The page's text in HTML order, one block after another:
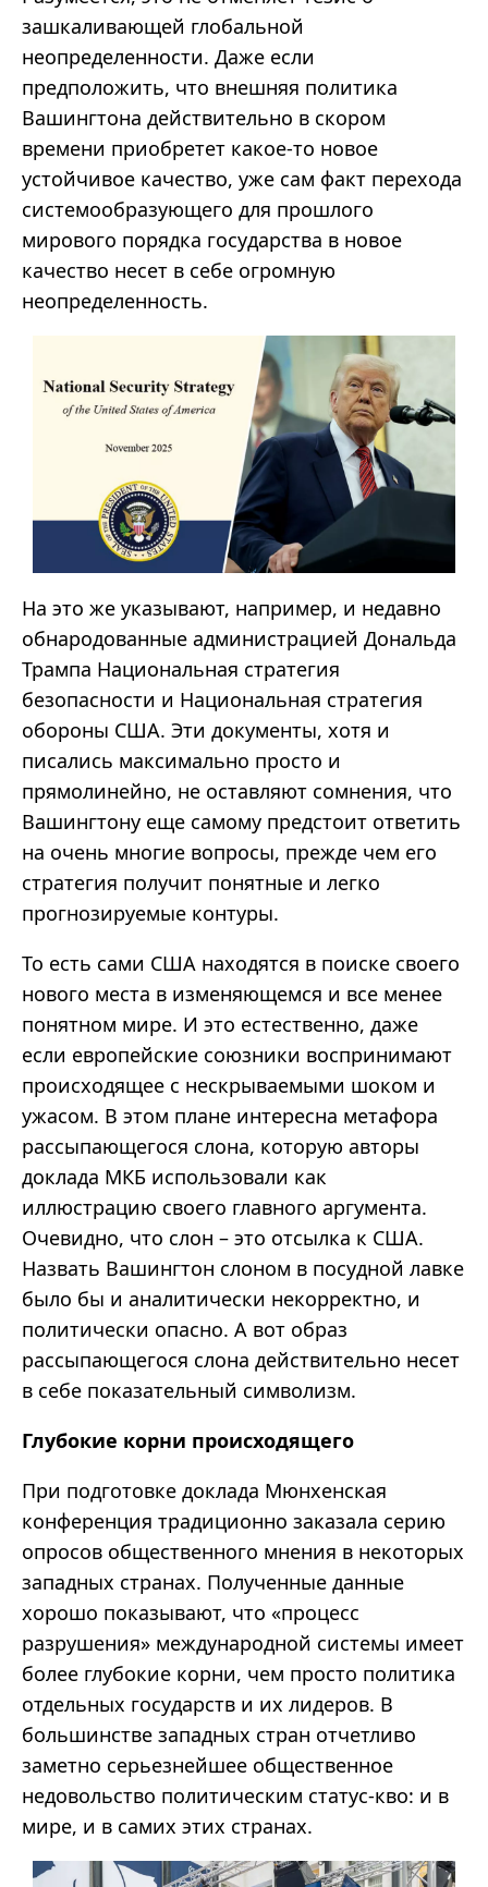
зашкаливающей глобальной
неопределенности. Даже если
предположить, что внешняя политика
Вашингтона действительно в скором
времени приобретет какое-то новое
устойчивое качество, уже сам факт перехода
системообразующего для прошлого
мирового порядка государства в новое
качество несет в себе огромную
неопределенность.
На это же указывают, например, и недавно
обнародованные администрацией Дональда
Трампа Национальная стратегия
безопасности и Национальная стратегия
обороны США. Эти документы, хотя и
писались максимально просто и
прямолинейно, не оставляют сомнения, что
Вашингтону еще самому предстоит ответить
на очень многие вопросы, прежде чем его
стратегия получит понятные и легко
прогнозируемые контуры.
То есть сами США находятся в поиске своего
нового места в изменяющемся и все менее
понятном мире. И это естественно, даже
если европейские союзники воспринимают
происходящее с нескрываемыми шоком и
ужасом. В этом плане интересна метафора
рассыпающегося слона, которую авторы
доклада МКБ использовали как
иллюстрацию своего главного аргумента.
Очевидно, что слон – это отсылка к США.
Назвать Вашингтон слоном в посудной лавке
было бы и аналитически некорректно, и
политически опасно. А вот образ
рассыпающегося слона действительно несет
в себе показательный символизм.
Глубокие корни происходящего
При подготовке доклада Мюнхенская
конференция традиционно заказала серию
опросов общественного мнения в некоторых
западных странах. Полученные данные
хорошо показывают, что «процесс
разрушения» международной системы имеет
более глубокие корни, чем просто политика
отдельных государств и их лидеров. В
большинстве западных стран отчетливо
заметно серьезнейшее общественное
недовольство политическим статус-кво: и в
мире, и в самих этих странах.